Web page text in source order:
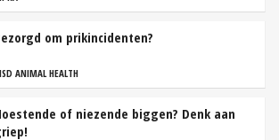
om prikincidenten?
ANIMAL HEALTH
of niezende biggen? Denk aan